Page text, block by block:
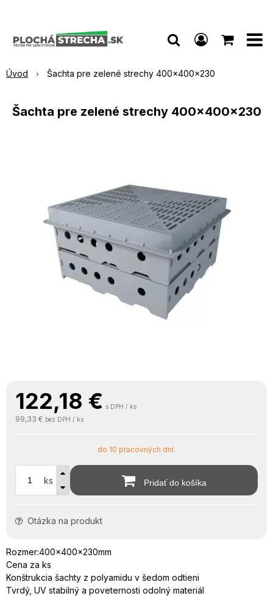
Úvod Šachta pre zelené strechy 400x400x230
Šachta pre zelené strechy 400x400x230
122,18 € s DPH / ks
99,33 € bez DPH / ks
do 10 pracovných dní.
ks Pridať do košíka
Otázka na produkt
Rozmer:400x400x230mm
Cena za ks
Konštrukcia šachty z polyamidu v šedom odtieni
Tvrdý, UV stabilný a poveternosti odolný materiál